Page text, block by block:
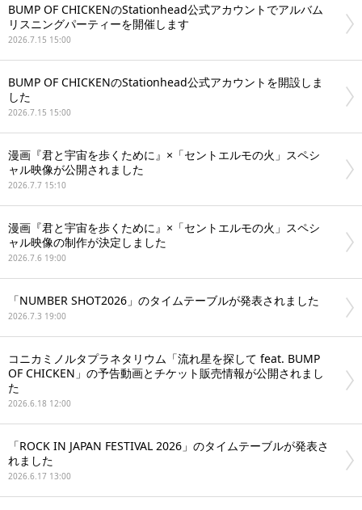
BUMP OF CHICKENのStationhead公式アカウントでアルバム
リスニングパーティーを開催します
2026.7.15 15:00
BUMP OF CHICKENのStationhead公式アカウントを開設しま
した
2026.7.15 15:00
漫画『君と宇宙を歩くために』×「セントエルモの火」スペシ
ャル映像が公開されました
2026.7.7 15:10
漫画『君と宇宙を歩くために』×「セントエルモの火」スペシ
ャル映像の制作が決定しました
2026.7.6 19:00
「NUMBER SHOT2026」のタイムテーブルが発表されました
2026.7.3 19:00
コニカミノルタプラネタリウム「流れ星を探して feat. BUMP
OF CHICKEN」の予告動画とチケット販売情報が公開されまし
た
2026.6.18 12:00
「ROCK IN JAPAN FESTIVAL 2026」のタイムテーブルが発表さ
れました
2026.6.17 13:00